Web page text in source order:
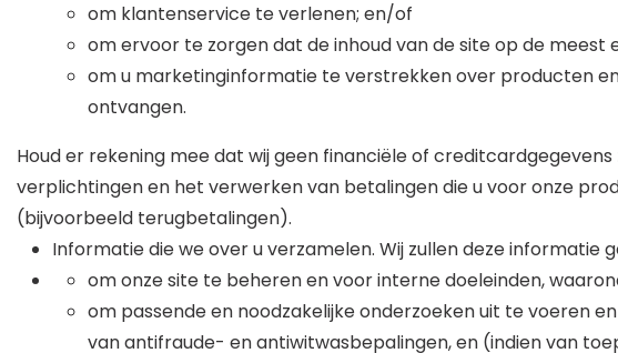
om klantenservice te verlenen; en/of
om ervoor te zorgen dat de inhoud van de site op de
om u marketinginformatie te verstrekken over producten
ontvangen.
Houd er rekening mee dat wij geen financiële of
verplichtingen en het verwerken van betalingen die u voor onze
(bijvoorbeeld terugbetalingen).
Informatie die we over u verzamelen. Wij zullen deze informatie
om onze site te beheren en voor interne doeleinden,
om passende en noodzakelijke onderzoeken uit te voeren
van antifraude- en antiwitwasbepalingen, en (indien van